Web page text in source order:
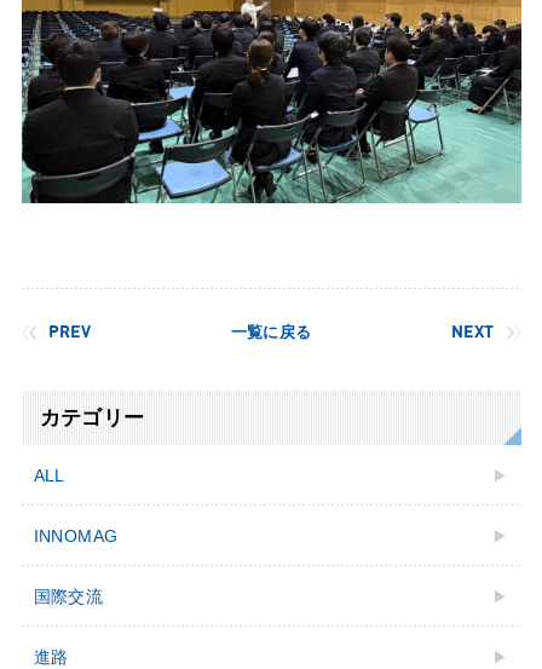
PREV 一覧に戻る NEXT
カテゴリー
ALL
INNOMAG
国際交流
進路